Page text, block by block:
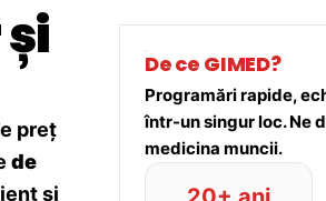
preț
de
și
De ce GIMED?
Programări rapide,
într-un singur loc. Ne
medicina muncii.